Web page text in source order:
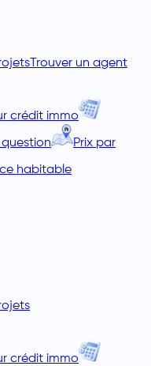
Trouver un agent
crédit immo
question Prix par
habitable
crédit immo